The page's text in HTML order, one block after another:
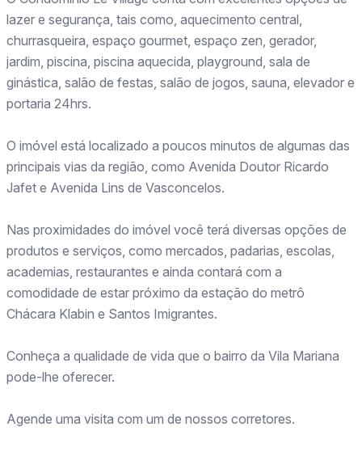
lazer e segurança, tais como, aquecimento central,
churrasqueira, espaço gourmet, espaço zen, gerador,
jardim, piscina, piscina aquecida, playground, sala de
ginástica, salão de festas, salão de jogos, sauna, elevador e
portaria 24hrs.
O imóvel está localizado a poucos minutos de algumas das
principais vias da região, como Avenida Doutor Ricardo
Jafet e Avenida Lins de Vasconcelos.
Nas proximidades do imóvel você terá diversas opções de
produtos e serviços, como mercados, padarias, escolas,
academias, restaurantes e ainda contará com a
comodidade de estar próximo da estação do metrô
Chácara Klabin e Santos Imigrantes.
Conheça a qualidade de vida que o bairro da Vila Mariana
pode-lhe oferecer.
Agende uma visita com um de nossos corretores.